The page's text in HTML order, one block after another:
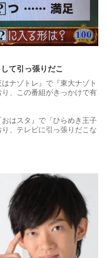
て引っ張りだこ
ナゾトレ』で『東大ナゾト
、この番組がきっかけで有
はスタ』で「ひらめき王子
、テレビに引っ張りだこな